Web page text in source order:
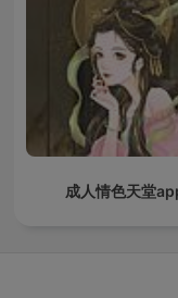
成人情色天堂